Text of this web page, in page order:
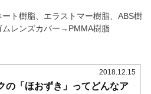
ト樹脂、エラストマー樹脂、ABS樹
レンズカバー→PMMA樹脂
2018.12.15
の「ほおずき」ってどんなア